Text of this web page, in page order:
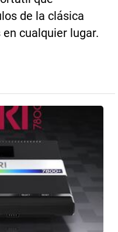
de la clásica
cualquier lugar.